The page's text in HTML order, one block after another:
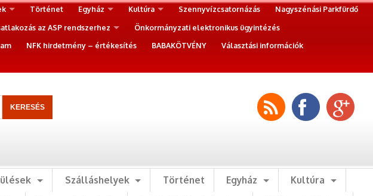
Történet Egyház Kultúra Szennyvízcsatornázás
Nagyszénási Parkfürdő
az ASP rendszerhez
Önkormányzati elektronikus ügyintézés
NFK hirdetmény – értékesítés BABAKÖTVÉNY
Választási információk
Szálláshelyek Történet Egyház
Kultúra